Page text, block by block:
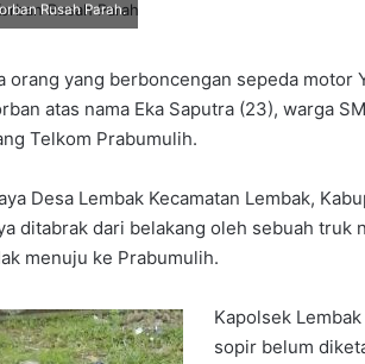
Rusah Parah.
orang yang berboncengan sepeda
atas nama Eka Saputra (23), warga
Telkom Prabumulih.
Desa Lembak Kecamatan Lembak,
ditabrak dari belakang oleh sebuah truk
menuju ke Prabumulih.
Kapolsek
sopir belum